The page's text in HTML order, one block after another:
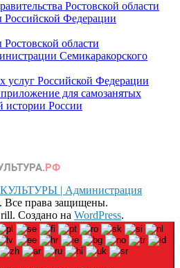
| Администрация
. Все права защищены.
Создано на WordPress.